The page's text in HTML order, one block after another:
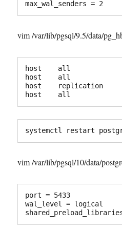
vim /var/lib/pgsql/9.5/data/
host    all
host    all
host    replication
host    all
systemctl restart
vim /var/lib/pgsql/10/data/
port = 5433
wal_level = logical